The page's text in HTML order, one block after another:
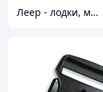
Леер - лодки, моторы, всё для отдыха